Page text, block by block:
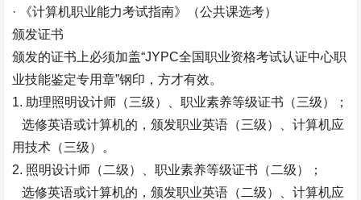
· 《计算机职业能力考试指南》（公共课选考）
颁发证书
颁发的证书上必须加盖“JYPC全国职业资格考试认证中心职
业技能鉴定专用章”钢印，方才有效。
1. 助理照明设计师（三级）、职业素养等级证书（三级）；
选修英语或计算机的，颁发职业英语（三级）、计算机应
用技术（三级）。
2. 照明设计师（二级）、职业素养等级证书（二级）；
选修英语或计算机的，颁发职业英语（二级）、计算机应